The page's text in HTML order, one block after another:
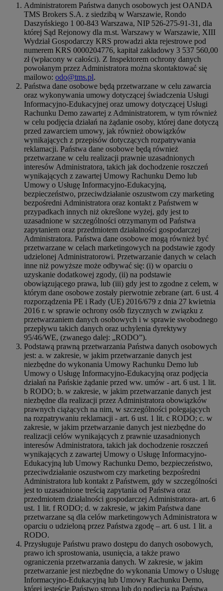
Administratorem Państwa danych osobowych jest OANDA
TMS Brokers S.A. z siedzibą w Warszawie, Rondo
Daszyńskiego 1 00-843 Warszawa, NIP 526-275-91-31, dla
której Sąd Rejonowy dla m.st. Warszawy w Warszawie, XIII
Wydział Gospodarczy KRS prowadzi akta rejestrowe pod
numerem KRS 0000204776, kapitał zakładowy 3 537 560,00
zł (wpłacony w całości). Z Inspektorem ochrony danych
powołanym przez Administratora można skontaktować się
mailowo: odo@tms.pl.
Państwa dane osobowe będą przetwarzane w celu zawarcia
oraz wykonywania umowy dotyczącej świadczenia Usługi
Informacyjno-Edukacyjnej oraz umowy dotyczącej Usługi
Rachunku Demo zawartej z Administratorem, w tym również
w celu podjęcia działań na żądanie osoby, której dane dotyczą
przed zawarciem umowy, jak również obowiązków
wynikających z przepisów dotyczących rozpatrywania
reklamacji. Państwa dane osobowe będą również
przetwarzane w celu realizacji prawnie uzasadnionych
interesów Administratora, takich jak dochodzenie roszczeń
wynikających z zawartej Umowy Rachunku Demo lub
Umowy o Usługę Informacyjno-Edukacyjną,
bezpieczeństwo, przeciwdziałanie oszustwom czy marketing
bezpośredni Administratora oraz kontakt z Państwem w
przypadkach innych niż określone wyżej, gdy jest to
uzasadnione w szczególności otrzymanym od Państwa
zapytaniem oraz przedmiotem działalności gospodarczej
Administratora. Państwa dane osobowe mogą również być
przetwarzane w celach marketingowych na podstawie zgody
udzielonej Administratorowi. Przetwarzanie danych w celach
inne niż powyższe może odbywać się: (i) w oparciu o
uzyskanie dodatkowej zgody, (ii) na podstawie
obowiązującego prawa, lub (iii) gdy jest to zgodne z celem, w
którym dane osobowe zostały pierwotnie zebrane (art. 6 ust. 4
rozporządzenia PE i Rady (UE) 2016/679 z dnia 27 kwietnia
2016 r. w sprawie ochrony osób fizycznych w związku z
przetwarzaniem danych osobowych i w sprawie swobodnego
przepływu takich danych oraz uchylenia dyrektywy
95/46/WE, (zwanego dalej: „RODO”).
Podstawą prawną przetwarzania Państwa danych osobowych
jest: a. w zakresie, w jakim przetwarzanie danych jest
niezbędne do wykonania Umowy Rachunku Demo lub
Umowy o Usługę Informacyjno-Edukacyjną oraz podjęcia
działań na Pańskie żądanie przed ww. umów - art. 6 ust. 1 lit.
b RODO; b. w zakresie, w jakim przetwarzanie danych jest
niezbędne dla realizacji przez Administratora obowiązków
prawnych ciążących na nim, w szczególności polegających
na rozpatrywaniu reklamacji - art. 6 ust. 1 lit. c RODO; c. w
zakresie, w jakim przetwarzanie danych jest niezbędne do
realizacji celów wynikających z prawnie uzasadnionych
interesów Administratora, takich jak dochodzenie roszczeń
wynikających z zawartej Umowy o Usługę Informacyjno-
Edukacyjną lub Umowy Rachunku Demo, bezpieczeństwo,
przeciwdziałanie oszustwom czy marketing bezpośredni
Administratora lub kontakt z Państwem, gdy w szczególności
jest to uzasadnione treścią zapytania od Państwa oraz
przedmiotem działalności gospodarczej Administratora- art. 6
ust. 1 lit. f RODO; d. w zakresie, w jakim Państwa dane
przetwarzane są dla celów marketingowych Administratora w
oparciu o udzieloną przez Państwa zgodę – art. 6 ust. 1 lit. a
RODO.
Przysługuje Państwu prawo dostępu do danych osobowych,
prawo ich sprostowania, usunięcia, a także prawo
ograniczenia przetwarzania danych. W zakresie, w jakim
przetwarzanie jest niezbędne do wykonania Umowy o Usługę
Informacyjno-Edukacyjną lub Umowy Rachunku Demo,
której jesteście Państwo stroną lub do podjęcia na Państwa